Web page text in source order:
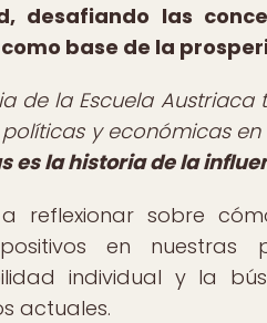
desafiando las
base de la
de la Escuela
y económicas
es la historia de la
a reflexionar sobre
en
individual y la
actuales.